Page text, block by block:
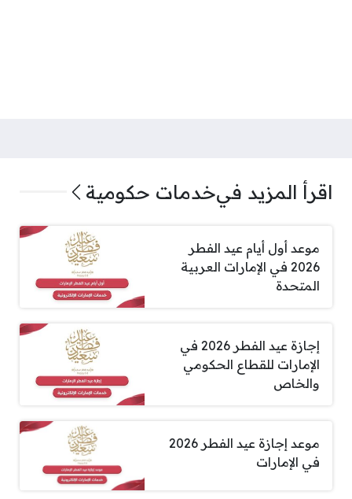
اقرأ المزيد فيخدمات حكومية
موعد أول أيام عيد الفطر
2026 في الإمارات العربية
المتحدة
إجازة عيد الفطر 2026 في
الإمارات للقطاع الحكومي
والخاص
موعد إجازة عيد الفطر 2026
في الإمارات